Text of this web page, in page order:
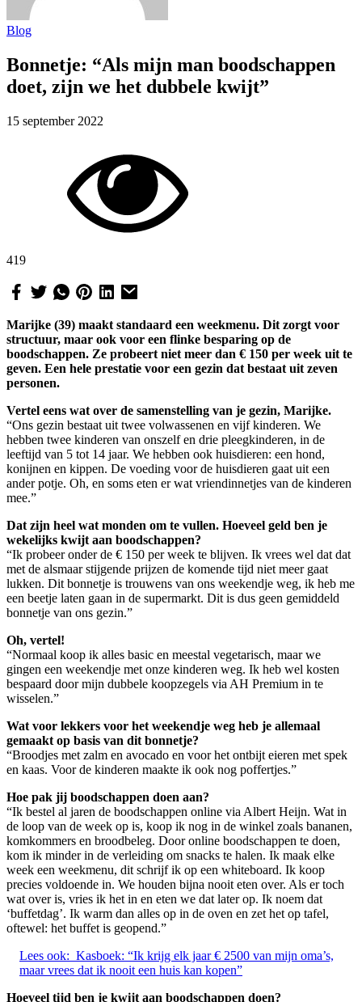
Blog
Bonnetje: “Als mijn man boodschappen
doet, zijn we het dubbele kwijt”
15 september 2022
419
Marijke (39) maakt standaard een weekmenu. Dit zorgt voor
structuur, maar ook voor een flinke besparing op de
boodschappen. Ze probeert niet meer dan € 150 per week uit te
geven. Een hele prestatie voor een gezin dat bestaat uit zeven
personen.
Vertel eens wat over de samenstelling van je gezin, Marijke.
“Ons gezin bestaat uit twee volwassenen en vijf kinderen. We
hebben twee kinderen van onszelf en drie pleegkinderen, in de
leeftijd van 5 tot 14 jaar. We hebben ook huisdieren: een hond,
konijnen en kippen. De voeding voor de huisdieren gaat uit een
ander potje. Oh, en soms eten er wat vriendinnetjes van de kinderen
mee.”
Dat zijn heel wat monden om te vullen. Hoeveel geld ben je
wekelijks kwijt aan boodschappen?
“Ik probeer onder de € 150 per week te blijven. Ik vrees wel dat dat
met de alsmaar stijgende prijzen de komende tijd niet meer gaat
lukken. Dit bonnetje is trouwens van ons weekendje weg, ik heb me
een beetje laten gaan in de supermarkt. Dit is dus geen gemiddeld
bonnetje van ons gezin.”
Oh, vertel!
“Normaal koop ik alles basic en meestal vegetarisch, maar we
gingen een weekendje met onze kinderen weg. Ik heb wel kosten
bespaard door mijn dubbele koopzegels via AH Premium in te
wisselen.”
Wat voor lekkers voor het weekendje weg heb je allemaal
gemaakt op basis van dit bonnetje?
“Broodjes met zalm en avocado en voor het ontbijt eieren met spek
en kaas. Voor de kinderen maakte ik ook nog poffertjes.”
Hoe pak jij boodschappen doen aan?
“Ik bestel al jaren de boodschappen online via Albert Heijn. Wat in
de loop van de week op is, koop ik nog in de winkel zoals bananen,
komkommers en broodbeleg. Door online boodschappen te doen,
kom ik minder in de verleiding om snacks te halen. Ik maak elke
week een weekmenu, dit schrijf ik op een whiteboard. Ik koop
precies voldoende in. We houden bijna nooit eten over. Als er toch
wat over is, vries ik het in en eten we dat later op. Ik noem dat
‘buffetdag’. Ik warm dan alles op in de oven en zet het op tafel,
oftewel: het buffet is geopend.”
Lees ook: Kasboek: “Ik krijg elk jaar € 2500 van mijn oma’s,
maar vrees dat ik nooit een huis kan kopen”
Hoeveel tijd ben je kwijt aan boodschappen doen?